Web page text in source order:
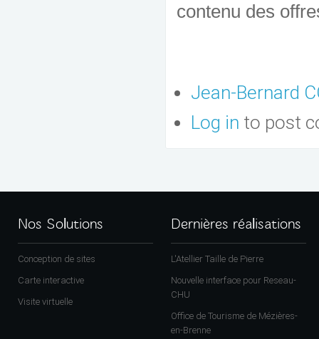
contenu des
Jean-Bernard
Log in to post
Nos Solutions
Conception de sites
Carte interactive
Visite virtuelle
Dernières réalisations
L'Atellier Taille de Pierre
Nouvelle interface pour Reseau-
CHU
Office de Tourisme de Mézières-
en-Brenne